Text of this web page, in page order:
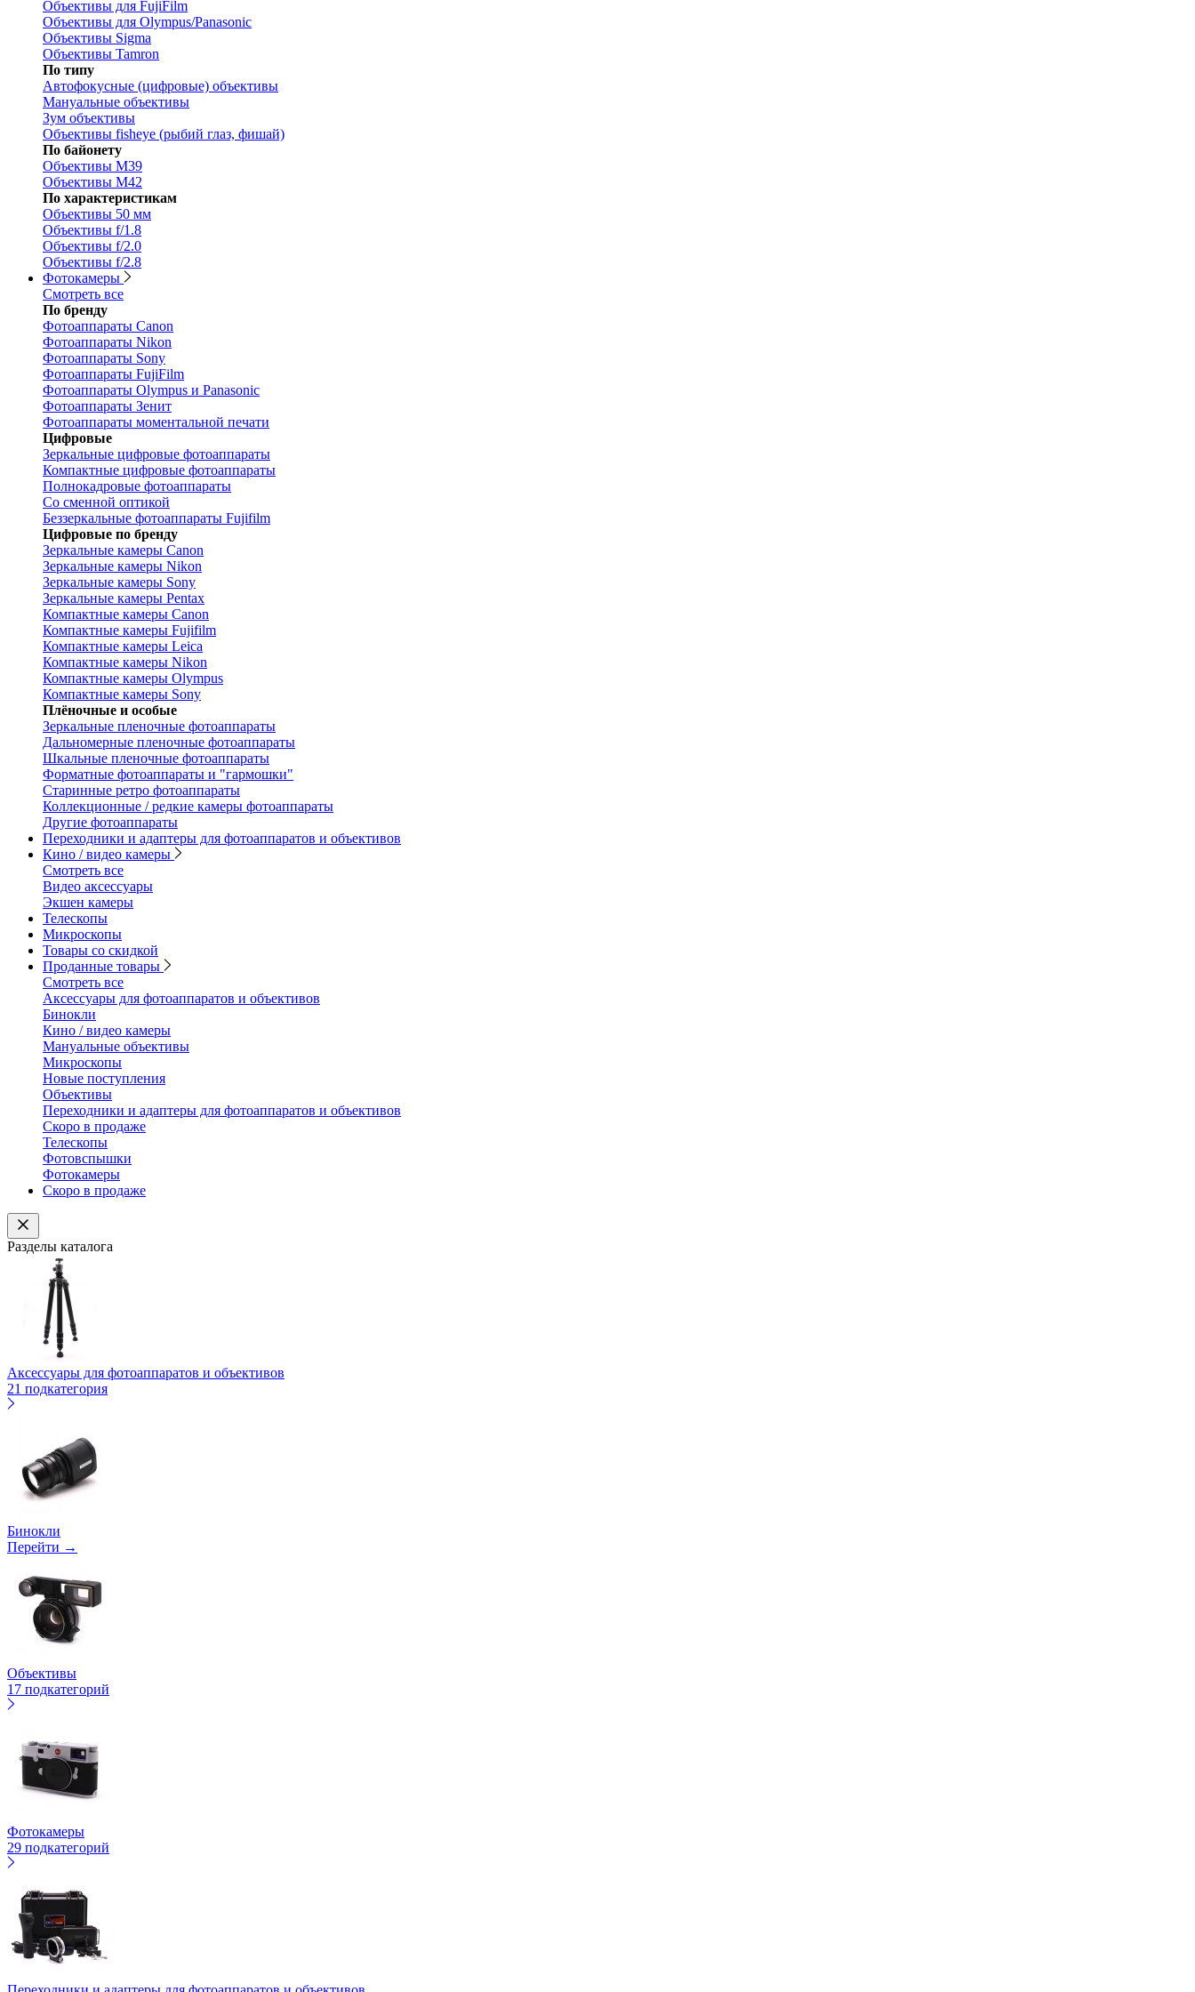
Объективы для FujiFilm
Объективы для Olympus/Panasonic
Объективы Sigma
Объективы Tamron
По типу
Автофокусные (цифровые) объективы
Мануальные объективы
Зум объективы
Объективы fisheye (рыбий глаз, фишай)
По байонету
Объективы M39
Объективы M42
По характеристикам
Объективы 50 мм
Объективы f/1.8
Объективы f/2.0
Объективы f/2.8
Фотокамеры
Смотреть все
По бренду
Фотоаппараты Canon
Фотоаппараты Nikon
Фотоаппараты Sony
Фотоаппараты FujiFilm
Фотоаппараты Olympus и Panasonic
Фотоаппараты Зенит
Фотоаппараты моментальной печати
Цифровые
Зеркальные цифровые фотоаппараты
Компактные цифровые фотоаппараты
Полнокадровые фотоаппараты
Со сменной оптикой
Беззеркальные фотоаппараты Fujifilm
Цифровые по бренду
Зеркальные камеры Canon
Зеркальные камеры Nikon
Зеркальные камеры Sony
Зеркальные камеры Pentax
Компактные камеры Canon
Компактные камеры Fujifilm
Компактные камеры Leica
Компактные камеры Nikon
Компактные камеры Olympus
Компактные камеры Sony
Плёночные и особые
Зеркальные пленочные фотоаппараты
Дальномерные пленочные фотоаппараты
Шкальные пленочные фотоаппараты
Форматные фотоаппараты и "гармошки"
Старинные ретро фотоаппараты
Коллекционные / редкие камеры фотоаппараты
Другие фотоаппараты
Переходники и адаптеры для фотоаппаратов и объективов
Кино / видео камеры
Смотреть все
Видео аксессуары
Экшен камеры
Телескопы
Микроскопы
Товары со скидкой
Проданные товары
Смотреть все
Аксессуары для фотоаппаратов и объективов
Бинокли
Кино / видео камеры
Мануальные объективы
Микроскопы
Новые поступления
Объективы
Переходники и адаптеры для фотоаппаратов и объективов
Скоро в продаже
Телескопы
Фотовспышки
Фотокамеры
Скоро в продаже
Разделы каталога
Аксессуары для фотоаппаратов и объективов
21 подкатегория
Бинокли
Перейти →
Объективы
17 подкатегорий
Фотокамеры
29 подкатегорий